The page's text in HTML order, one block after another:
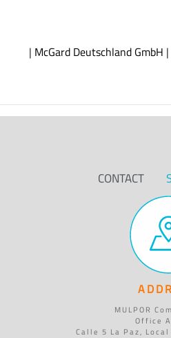
| McGard Deutschland GmbH |
CONTACT
MULPOR
Office
Calle 5 La Paz,